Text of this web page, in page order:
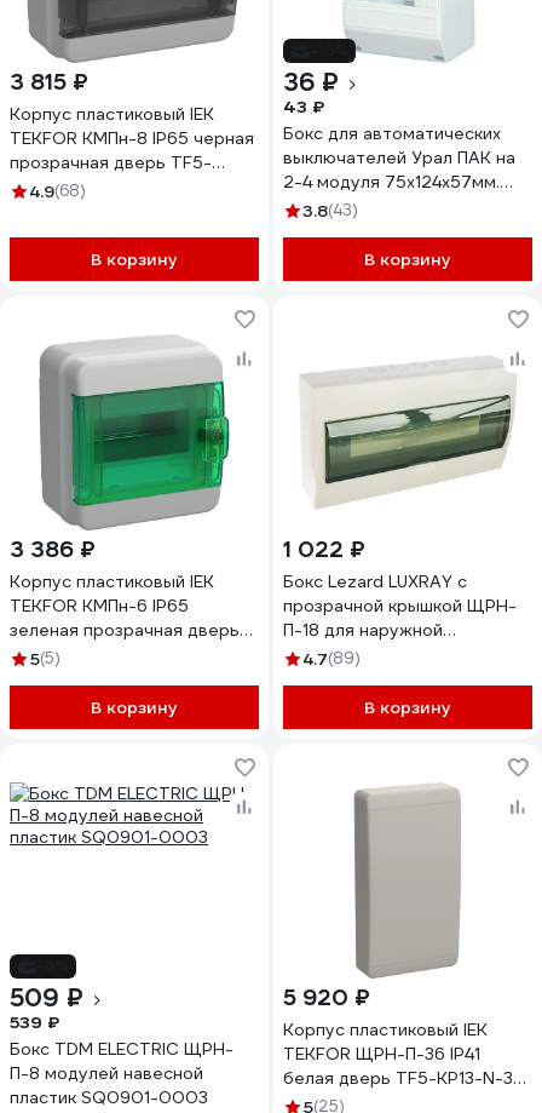
3 815 ₽
Корпус пластиковый IEK
TEKFOR КМПн-8 IP65 черная
прозрачная дверь TF5-
KP72-N-08-65-K03-K02
4.9(68)
В корзину
36 ₽
43 ₽
Бокс для автоматических
выключателей Урал ПАК на
2-4 модуля 75х124х57мм.
IP20, индивидуальный
3.8(43)
В корзину
3 386 ₽
Корпус пластиковый IEK
TEKFOR КМПн-6 IP65
зеленая прозрачная дверь
TF5-KP72-N-06-65-K03-
5(5)
В корзину
1 022 ₽
Бокс Lezard LUXRAY с
прозрачной крышкой ЩРН-
П-18 для наружной
установки 731-2000-018
4.7(89)
В корзину
509 ₽
539 ₽
Бокс TDM ELECTRIC ЩРН-
П-8 модулей навесной
пластик SQ0901-0003
5 920 ₽
Корпус пластиковый IEK
TEKFOR ЩРН-П-36 IP41
белая дверь TF5-KP13-N-36-
41-K01-K01
5(25)